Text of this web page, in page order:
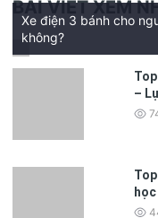
phẩm này sẽ khiến bạn
hơn, nó sử dụng pin
cho mọi cuộc phiêu lưu.
BÀI VIẾT XEM
Xe điện 3 bánh cho
không?
–